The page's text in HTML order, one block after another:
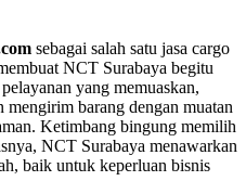
sebagai salah satu jasa cargo
NCT Surabaya begitu
yang memuaskan,
mengirim barang dengan muatan
Ketimbang bingung memilih
NCT Surabaya menawarkan
baik untuk keperluan bisnis